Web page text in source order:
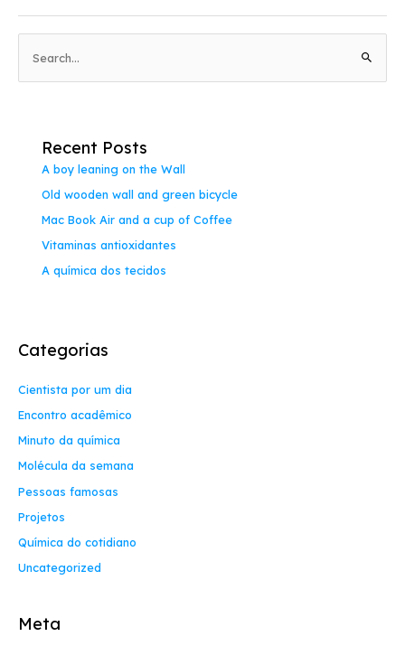
e
Recent Posts
A boy leaning on the Wall
Old wooden wall and green bicycle
Mac Book Air and a cup of Coffee
Vitaminas antioxidantes
A química dos tecidos
Categorias
Cientista por um dia
Encontro acadêmico
Minuto da química
Molécula da semana
Pessoas famosas
Projetos
Química do cotidiano
Uncategorized
Meta